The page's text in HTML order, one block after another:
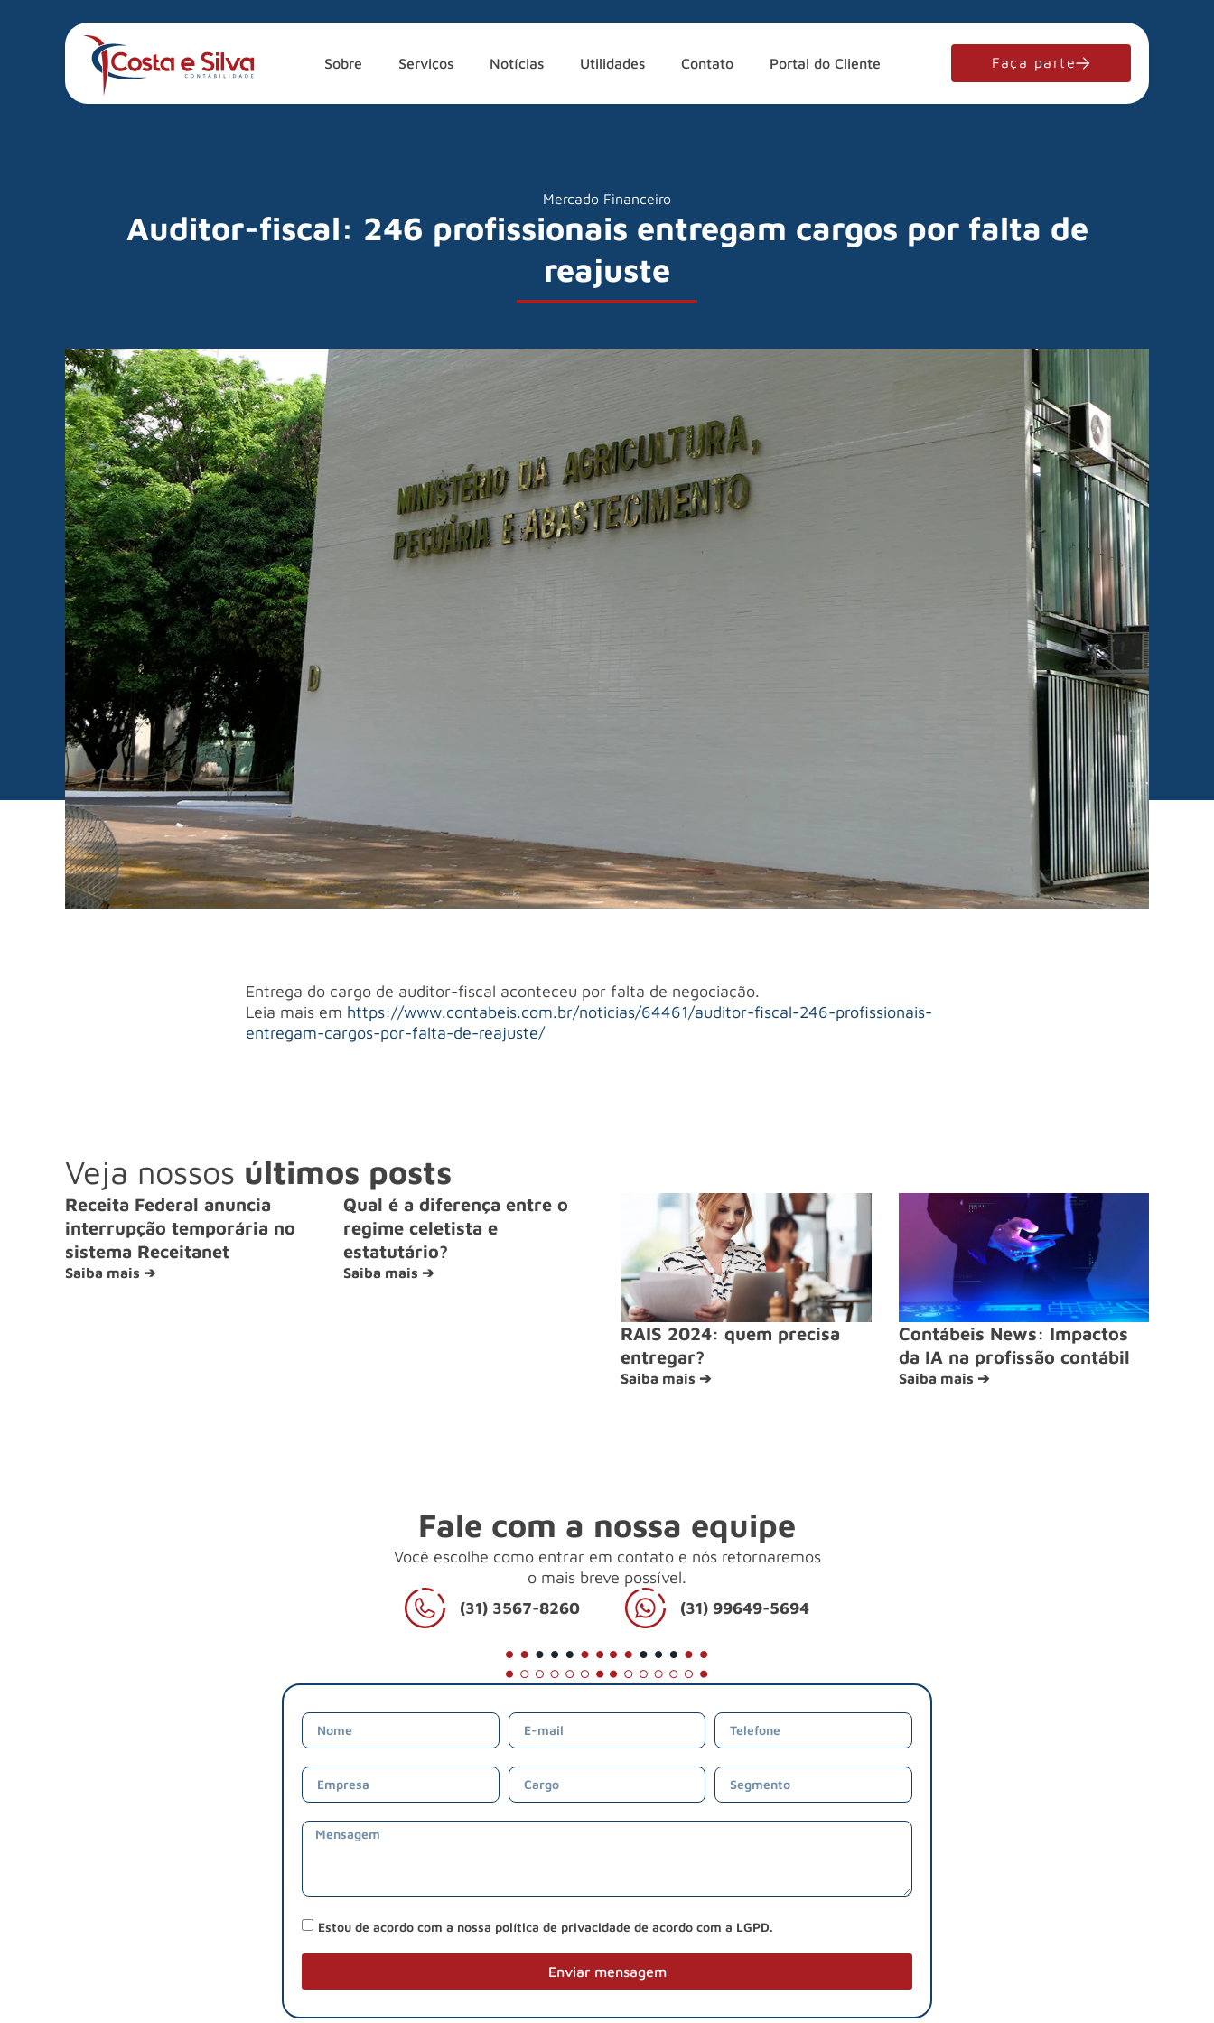
Sobre Serviços Notícias Utilidades Contato Portal do Cliente Faça parte
Mercado Financeiro
Auditor-fiscal: 246 profissionais entregam cargos por falta de
reajuste
Entrega do cargo de auditor-fiscal aconteceu por falta de negociação.
Leia mais em https://www.contabeis.com.br/noticias/64461/auditor-fiscal-246-profissionais-
entregam-cargos-por-falta-de-reajuste/
Veja nossos últimos posts
Receita Federal anuncia
interrupção temporária no
sistema Receitanet
Saiba mais ➔
Qual é a diferença entre o
regime celetista e
estatutário?
Saiba mais ➔
RAIS 2024: quem precisa
entregar?
Saiba mais ➔
Contábeis News: Impactos
da IA na profissão contábil
Saiba mais ➔
Fale com a nossa equipe
Você escolhe como entrar em contato e nós retornaremos
o mais breve possível.
(31) 3567-8260
(31) 99649-5694
Estou de acordo com a nossa política de privacidade de acordo com a LGPD.
Enviar mensagem